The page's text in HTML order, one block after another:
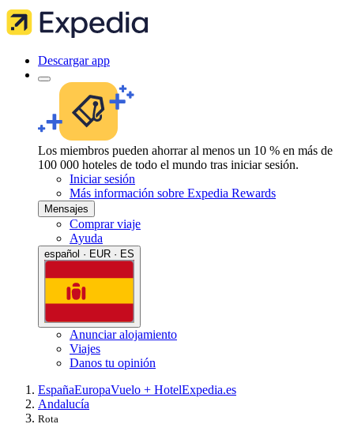
Descargar app
Los miembros pueden ahorrar al menos un 10 % en más de
100 000 hoteles de todo el mundo tras iniciar sesión.
Iniciar sesión
Más información sobre Expedia Rewards
Mensajes
Comprar viaje
Ayuda
español · EUR · ES
Anunciar alojamiento
Viajes
Danos tu opinión
EspañaEuropaVuelo + HotelExpedia.es
Andalucía
Rota